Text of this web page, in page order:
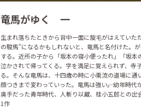
竜馬がゆく 一
生まれ落ちたときから背中一面に旋毛がはえていた
の駿馬”になるかもしれないと、竜馬と名付けた。
する。近所の子から「坂本の寝小便ったれ」「坂
泣かされて帰ってくる。字を満足に覚えられず、寺
る。そんな竜馬は、十四歳の時に小栗流の道場に通
顔つきまで変わっていった。竜馬は強い――。幼年時
奥手だった青年時代、人斬り以蔵、桂小五郎との出
1作